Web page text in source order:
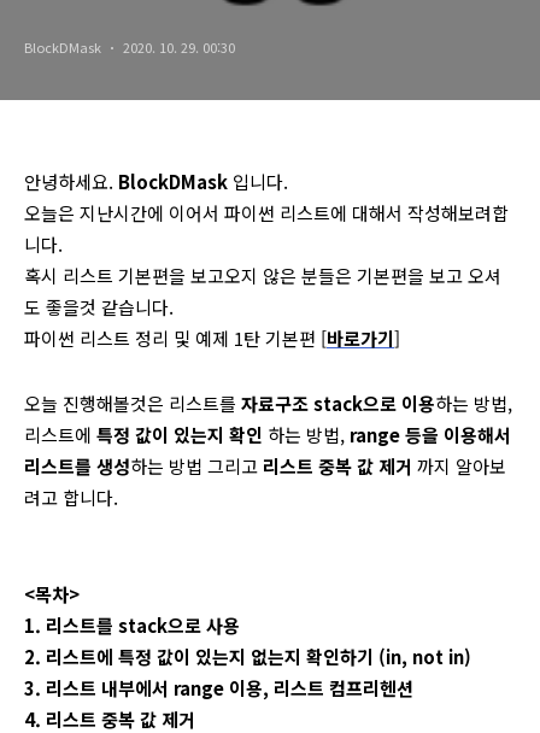
BlockDMask 2020. 10. 29. 00:30
안녕하세요. BlockDMask 입니다.
오늘은 지난시간에 이어서 파이썬 리스트에 대해서 작성해보려합
니다.
혹시 리스트 기본편을 보고오지 않은 분들은 기본편을 보고 오셔
도 좋을것 같습니다.
파이썬 리스트 정리 및 예제 1탄 기본편 [바로가기]
오늘 진행해볼것은 리스트를 자료구조 stack으로 이용하는 방법,
리스트에 특정 값이 있는지 확인 하는 방법, range 등을 이용해서
리스트를 생성하는 방법 그리고 리스트 중복 값 제거 까지 알아보
려고 합니다.
<목차>
1. 리스트를 stack으로 사용
2. 리스트에 특정 값이 있는지 없는지 확인하기 (in, not in)
3. 리스트 내부에서 range 이용, 리스트 컴프리헨션
4. 리스트 중복 값 제거